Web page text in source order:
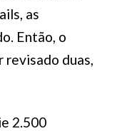
as
Então, o
revisado duas,
2.500